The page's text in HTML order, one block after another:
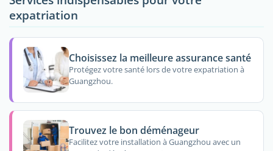
expatriation
Choisissez la meilleure assurance santé
Protégez votre santé lors de votre expatriation à
Guangzhou.
Trouvez le bon déménageur
Facilitez votre installation à Guangzhou avec un